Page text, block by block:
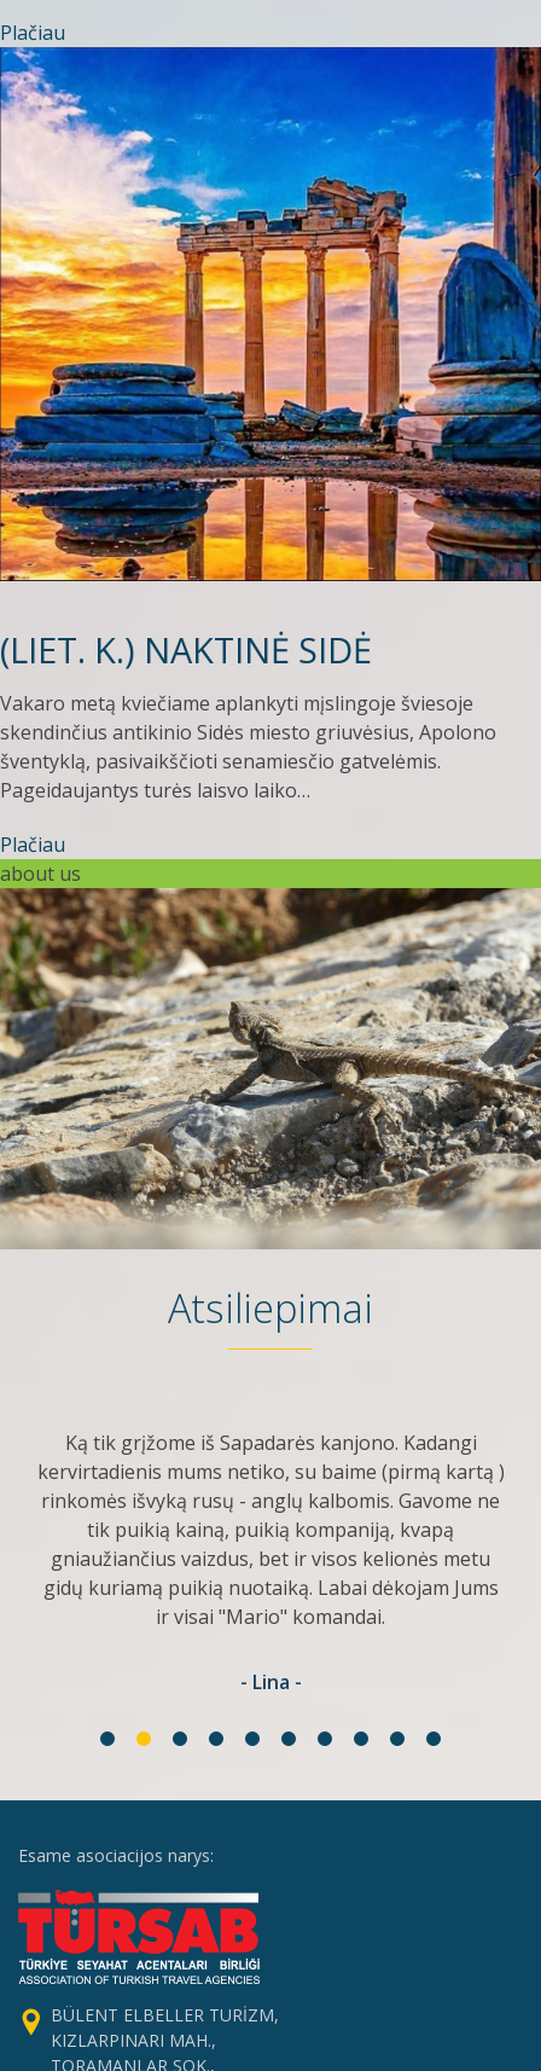
Plačiau
(LIET. K.) NAKTINĖ SIDĖ
Vakaro metą kviečiame aplankyti mįslingoje šviesoje
skendinčius antikinio Sidės miesto griuvėsius, Apolono
šventyklą, pasivaikščioti senamiesčio gatvelėmis.
Pageidaujantys turės laisvo laiko…
Plačiau
about us
Atsiliepimai
Ką tik grįžome iš Sapadarės kanjono. Kadangi
kervirtadienis mums netiko, su baime (pirmą kartą )
rinkomės išvyką rusų - anglų kalbomis. Gavome ne
tik puikią kainą, puikią kompaniją, kvapą
gniaužiančius vaizdus, bet ir visos kelionės metu
gidų kuriamą puikią nuotaiką. Labai dėkojam Jums
ir visai "Mario" komandai.
- Lina -
Esame asociacijos narys:
BÜLENT ELBELLER TURİZM,
KIZLARPINARI MAH.,
TORAMANLAR SOK.,